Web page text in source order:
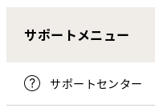
サポートメニュー
サポートセンター